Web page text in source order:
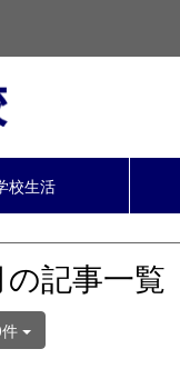
校生活
記事一覧